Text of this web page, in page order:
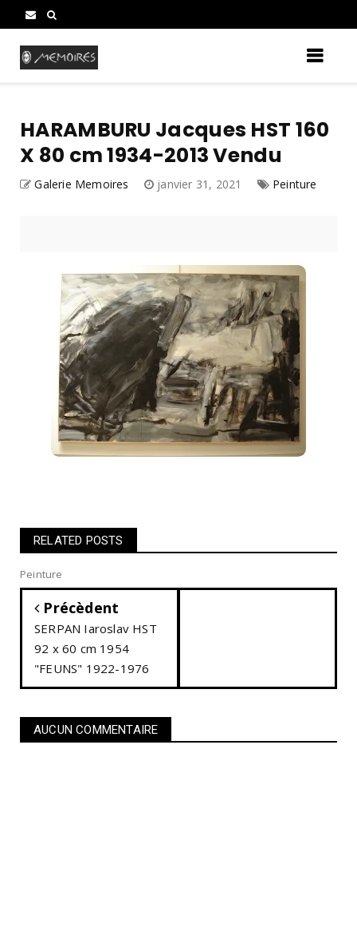
HARAMBURU Jacques HST 160
X 80 cm 1934-2013 Vendu
Galerie Memoires janvier 31, 2021 Peinture
RELATED POSTS
Peinture
Précèdent
SERPAN Iaroslav HST
92 x 60 cm 1954
"FEUNS" 1922-1976
AUCUN COMMENTAIRE